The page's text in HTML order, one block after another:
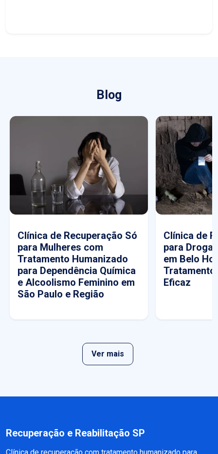
Blog
Clínica de Recuperação Só
para Mulheres com
Tratamento Humanizado
para Dependência Química
e Alcoolismo Feminino em
São Paulo e Região
Clínica de
para
em Belo
Tratamento
Eficaz
Ver mais
Recuperação e Reabilitação SP